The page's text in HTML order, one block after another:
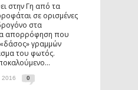
στην Γη από τα
σε ορισμένες
στα
απορρόφηση που
γραμμών
του φωτός.
2016 0